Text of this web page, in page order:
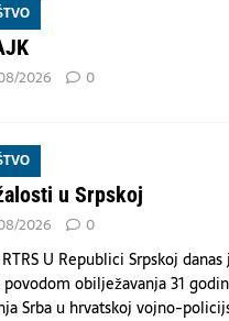
2026 0
u Srpskoj
2026 0
U Republici Srpskoj
obilježavanja 31
Srba u hrvatskoj vojno-